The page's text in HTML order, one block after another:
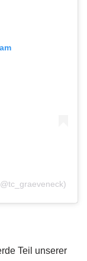
Teil unserer